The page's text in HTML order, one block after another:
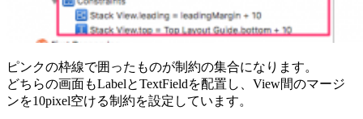
ピンクの枠線で囲ったものが制約の集合になります。
どちらの画面もLabelとTextFieldを配置し、View間のマージ
ンを10pixel空ける制約を設定しています。